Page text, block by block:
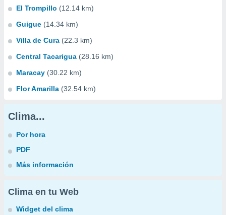
El Trompillo (12.14 km)
Guigue (14.34 km)
Villa de Cura (22.3 km)
Central Tacarigua (28.16 km)
Maracay (30.22 km)
Flor Amarilla (32.54 km)
Clima...
Por hora
PDF
Más información
Clima en tu Web
Widget del clima